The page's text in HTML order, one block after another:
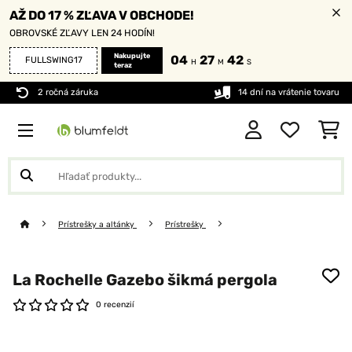
AŽ DO 17 % ZĽAVA V OBCHODE!
OBROVSKÉ ZĽAVY LEN 24 HODÍN!
FULLSWING17
Nakupujte
teraz
04 H 27 M 42 S
2 ročná záruka 14 dní na vrátenie tovaru
Prístrešky a altánky Prístrešky
La Rochelle Gazebo šikmá pergola
0 recenzií